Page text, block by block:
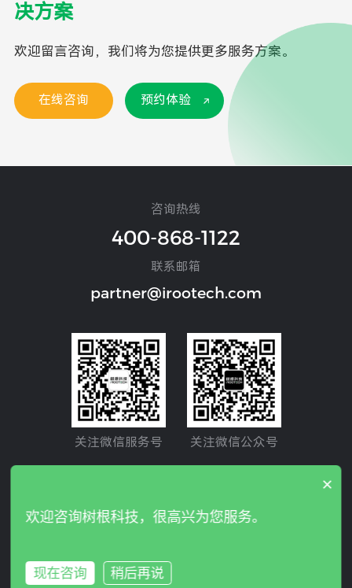
决方案
欢迎留言咨询，我们将为您提供更多服务方案。
在线咨询 预约体验
咨询热线
400-868-1122
联系邮箱
partner@irootech.com
关注微信服务号 关注微信公众号
Copyright © 2024 IROOTECH. All rights reserved. 树根互联
隐私政策
×
欢迎咨询树根科技，很高兴为您服务。
现在咨询 稍后再说